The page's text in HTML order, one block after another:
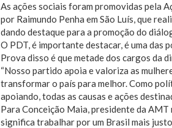
As ações sociais foram promovidas pela
por Raimundo Penha em São Luís, que
dando destaque para a promoção do
O PDT, é importante destacar, é uma das
Prova disso é que metade dos cargos da
“Nosso partido apoia e valoriza as
transformar o país para melhor. Como
apoiando, todas as causas e ações
Para Conceição Maia, presidente da
significa trabalhar por um Brasil mais